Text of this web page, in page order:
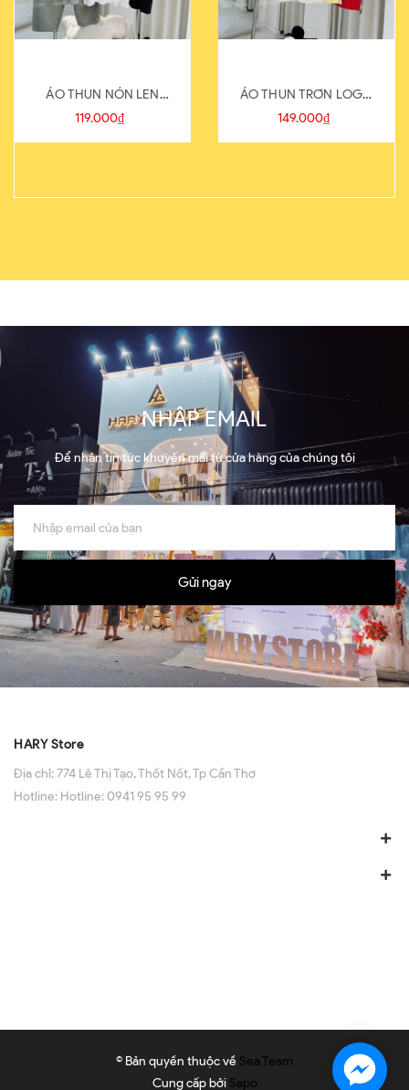
ÁO THUN NÓN LEN
821-1
119.000₫
ÁO THUN TRƠN LOGO
SAU
149.000₫
NHẬP EMAIL
Để nhận tin tức khuyến mãi từ cửa hàng của chúng tôi
Gửi ngay
HARY Store
Địa chỉ:774 Lê Thị Tạo, Thốt Nốt, Tp Cần Thơ
Hotline: Hotline: 0941 95 95 99
© Bản quyền thuộc về Sea Team
Cung cấp bởi Sapo